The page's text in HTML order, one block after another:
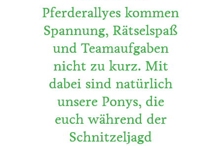
Pferderallyes kommen
Spannung, Rätselspaß
und Teamaufgaben
nicht zu kurz. Mit
dabei sind natürlich
unsere Ponys, die
euch während der
Schnitzeljagd